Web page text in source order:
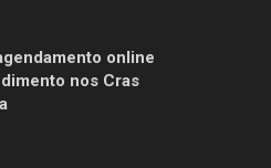
online
nos Cras